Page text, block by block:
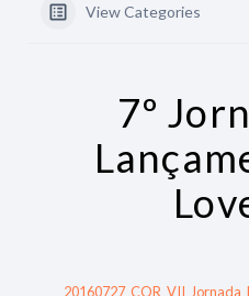
View Categories
7º